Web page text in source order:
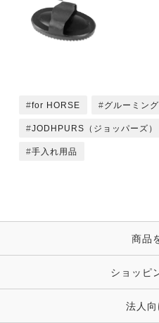
for HORSE グルーミング
JODHPURS（ジョッパーズ）
手入れ用品
商品
ショッピ
法人